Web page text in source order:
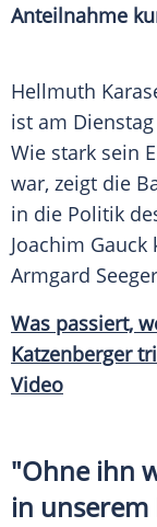
Anteilnahme
Hellmuth
ist am
Wie stark sein
war, zeigt die
in die Politik
Joachim Gauck
Armgard Seeger
Was passiert,
Katzenberger
Video
"Ohne ihn
in unserem